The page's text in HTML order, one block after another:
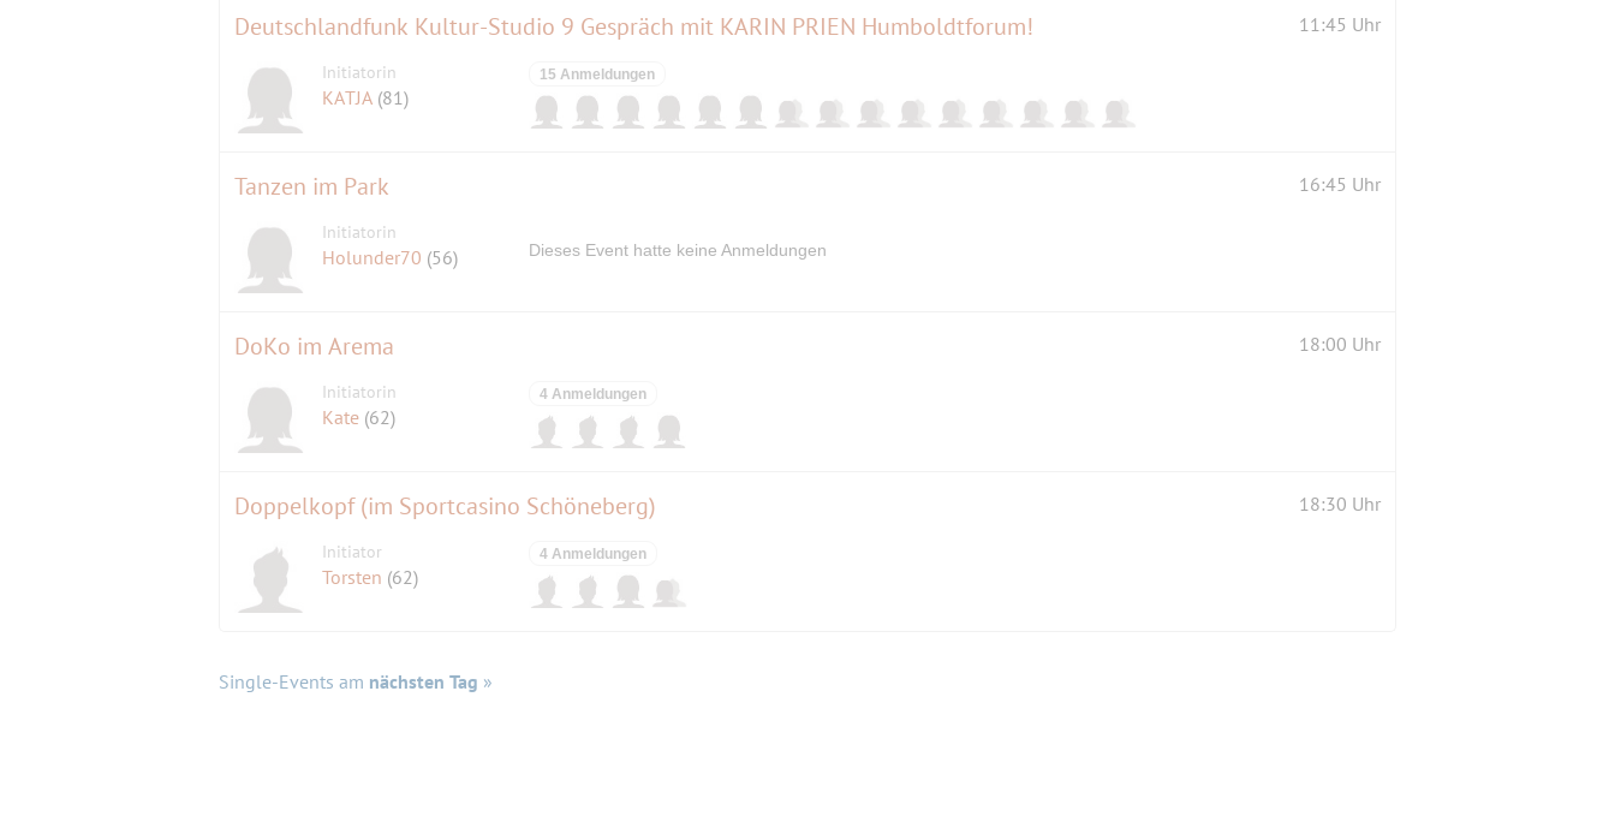
Deutschlandfunk Kultur-Studio 9 Gespräch mit KARIN PRIEN Humboldtforum! 11:45 Uhr
Initiatorin
KATJA (81)
15 Anmeldungen
Tanzen im Park 16:45 Uhr
Initiatorin
Holunder70 (56) Dieses Event hatte keine Anmeldungen
DoKo im Arema 18:00 Uhr
Initiatorin
Kate (62)
4 Anmeldungen
Doppelkopf (im Sportcasino Schöneberg) 18:30 Uhr
Initiator
Torsten (62)
4 Anmeldungen
Single-Events am nächsten Tag »